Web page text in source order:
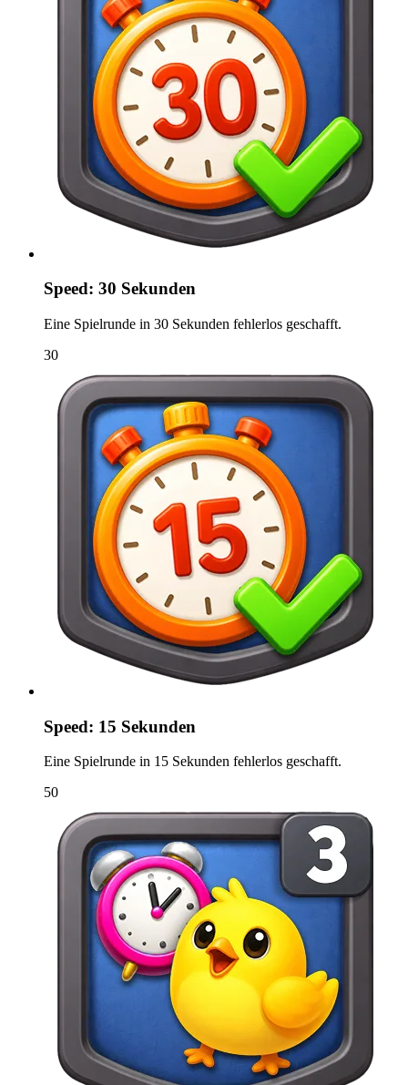
Speed: 30 Sekunden
Eine Spielrunde in 30 Sekunden fehlerlos geschafft.
30
Speed: 15 Sekunden
Eine Spielrunde in 15 Sekunden fehlerlos geschafft.
50